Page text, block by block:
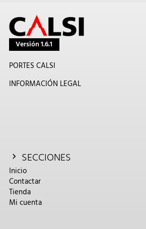
Versión 1.6.1
PORTES CALSI
INFORMACIÓN LEGAL
SECCIONES
Inicio
Contactar
Tienda
Mi cuenta